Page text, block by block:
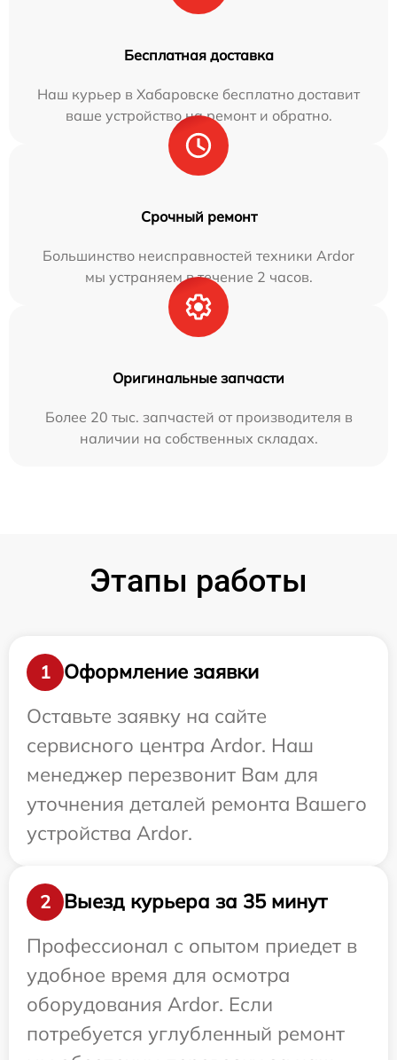
Бесплатная доставка
Наш курьер в Хабаровске бесплатно доставит
ваше устройство на ремонт и обратно.
Срочный ремонт
Большинство неисправностей техники Ardor
мы устраняем в течение 2 часов.
Оригинальные запчасти
Более 20 тыс. запчастей от производителя в
наличии на собственных складах.
Этапы работы
1
Оформление заявки
Оставьте заявку на сайте
сервисного центра Ardor. Наш
менеджер перезвонит Вам для
уточнения деталей ремонта Вашего
устройства Ardor.
2
Выезд курьера за 35 минут
Профессионал с опытом приедет в
удобное время для осмотра
оборудования Ardor. Если
потребуется углубленный ремонт